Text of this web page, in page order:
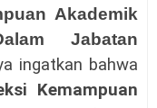
Akademik
Jabatan
ingatkan bahwa
Kemampuan